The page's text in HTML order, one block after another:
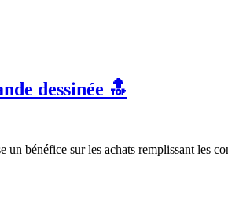
dessinée 🔝
bénéfice sur les achats remplissant les